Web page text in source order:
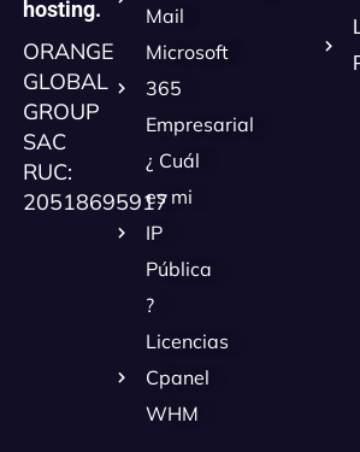
hosting.
ORANGE
GLOBAL
GROUP
SAC
RUC:
20518695917
Mail
Microsoft
365
Empresarial
¿ Cuál
es mi
IP
Pública
?
Licencias
Cpanel
WHM